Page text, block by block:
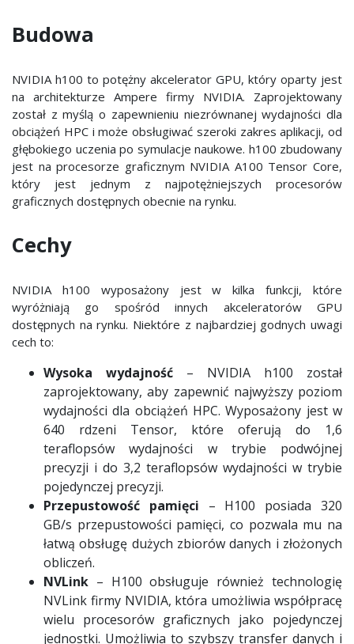
Budowa
NVIDIA h100 to potężny akcelerator GPU, który oparty jest
na architekturze Ampere firmy NVIDIA. Zaprojektowany
został z myślą o zapewnieniu niezrównanej wydajności dla
obciążeń HPC i może obsługiwać szeroki zakres aplikacji, od
głębokiego uczenia po symulacje naukowe. h100 zbudowany
jest na procesorze graficznym NVIDIA A100 Tensor Core,
który jest jednym z najpotężniejszych procesorów
graficznych dostępnych obecnie na rynku.
Cechy
NVIDIA h100 wyposażony jest w kilka funkcji, które
wyróżniają go spośród innych akceleratorów GPU
dostępnych na rynku. Niektóre z najbardziej godnych uwagi
cech to:
Wysoka wydajność – NVIDIA h100 został
zaprojektowany, aby zapewnić najwyższy poziom
wydajności dla obciążeń HPC. Wyposażony jest w
640 rdzeni Tensor, które oferują do 1,6
teraflopsów wydajności w trybie podwójnej
precyzji i do 3,2 teraflopsów wydajności w trybie
pojedynczej precyzji.
Przepustowość pamięci – H100 posiada 320
GB/s przepustowości pamięci, co pozwala mu na
łatwą obsługę dużych zbiorów danych i złożonych
obliczeń.
NVLink – H100 obsługuje również technologię
NVLink firmy NVIDIA, która umożliwia współpracę
wielu procesorów graficznych jako pojedynczej
jednostki. Umożliwia to szybszy transfer danych i